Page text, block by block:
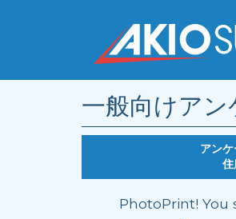
一般向けアン
アン
住
PhotoPrint! You